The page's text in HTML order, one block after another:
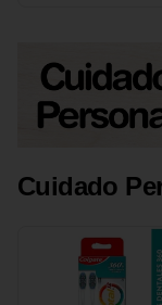
Cuidado